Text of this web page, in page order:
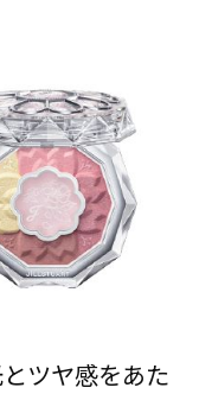
ツヤ感をあた